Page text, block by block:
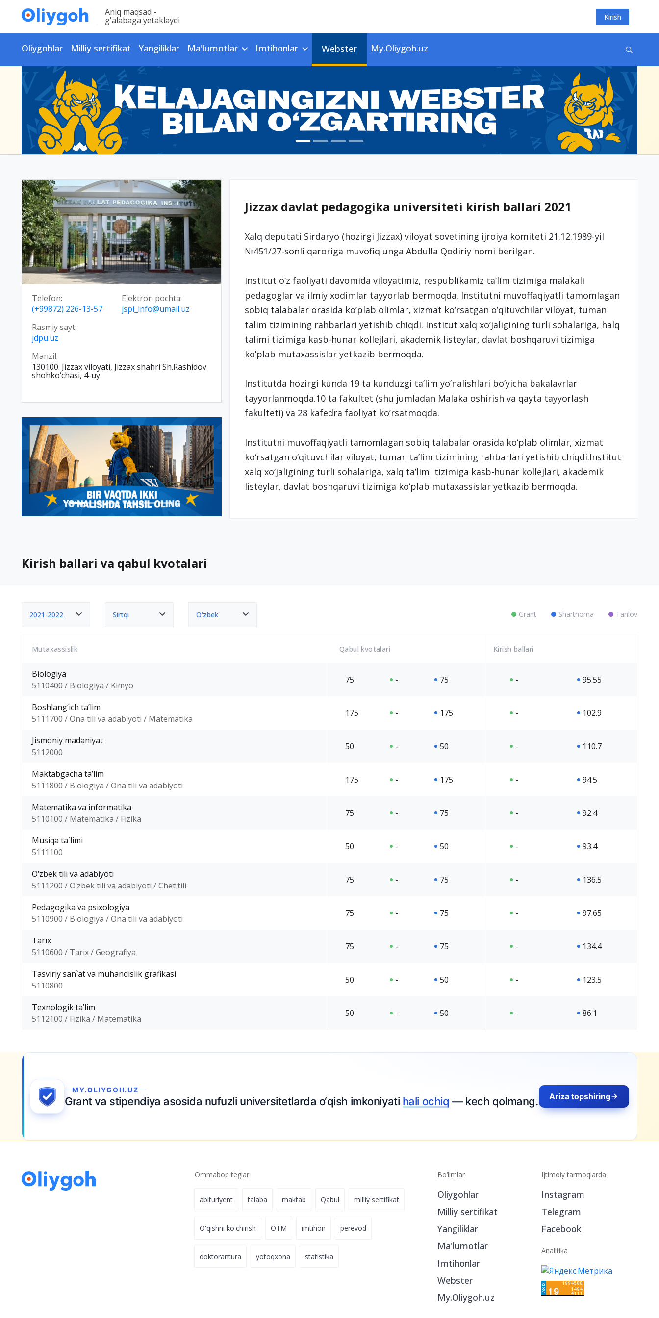
Aniq maqsad -
g'alabaga yetaklaydi Kirish
Oliygohlar Milliy sertifikat Yangiliklar Ma'lumotlar Imtihonlar Webster My.Oliygoh.uz
Telefon:
(+99872) 226-13-57
Elektron pochta:
jspi_info@umail.uz
Rasmiy sayt:
jdpu.uz
Manzil:
130100. Jizzax viloyati, Jizzax shahri Sh.Rashidov
shohko‘chasi, 4-uy
Jizzax davlat pedagogika universiteti kirish ballari 2021
Xalq deputati Sirdaryo (hozirgi Jizzax) viloyat sovetining ijroiya komiteti 21.12.1989-yil
№451/27-sonli qaroriga muvofiq unga Abdulla Qodiriy nomi berilgan.
Institut o’z faoliyati davomida viloyatimiz, respublikamiz ta’lim tizimiga malakali
pedagoglar va ilmiy xodimlar tayyorlab bermoqda. Institutni muvoffaqiyatli tamomlagan
sobiq talabalar orasida ko’plab olimlar, xizmat ko’rsatgan o’qituvchilar viloyat, tuman
talim tizimining rahbarlari yetishib chiqdi. Institut xalq xo’jaligining turli sohalariga, halq
talimi tizimiga kasb-hunar kollejlari, akademik listeylar, davlat boshqaruvi tizimiga
ko’plab mutaxassislar yetkazib bermoqda.
Institutda hozirgi kunda 19 ta kunduzgi ta’lim yo’nalishlari bo’yicha bakalavrlar
tayyorlanmoqda.10 ta fakultet (shu jumladan Malaka oshirish va qayta tayyorlash
fakulteti) va 28 kafedra faoliyat ko’rsatmoqda.
Institutni muvoffaqiyatli tamomlagan sobiq talabalar orasida ko‘plab olimlar, xizmat
ko‘rsatgan o‘qituvchilar viloyat, tuman ta’lim tizimining rahbarlari yetishib chiqdi.Institut
xalq xo‘jaligining turli sohalariga, xalq ta’limi tizimiga kasb-hunar kollejlari, akademik
listeylar, davlat boshqaruvi tizimiga ko‘plab mutaxassislar yetkazib bermoqda.
Kirish ballari va qabul kvotalari
2021-2022 Sirtqi O‘zbek Grant Shartnoma Tanlov
Mutaxassislik Qabul kvotalari Kirish ballari
Biologiya
5110400 / Biologiya / Kimyo
75 - 75 - 95.55
Boshlang‘ich ta’lim
5111700 / Ona tili va adabiyoti / Matematika
175 - 175 - 102.9
Jismoniy madaniyat
5112000
50 - 50 - 110.7
Maktabgacha ta’lim
5111800 / Biologiya / Ona tili va adabiyoti
175 - 175 - 94.5
Matematika va informatika
5110100 / Matematika / Fizika
75 - 75 - 92.4
Musiqa ta`limi
5111100
50 - 50 - 93.4
O‘zbek tili va adabiyoti
5111200 / O‘zbek tili va adabiyoti / Chet tili
75 - 75 - 136.5
Pedagogika va psixologiya
5110900 / Biologiya / Ona tili va adabiyoti
75 - 75 - 97.65
Tarix
5110600 / Tarix / Geografiya
75 - 75 - 134.4
Tasviriy san`at va muhandislik grafikasi
5110800
50 - 50 - 123.5
Texnologik ta’lim
5112100 / Fizika / Matematika
50 - 50 - 86.1
MY.OLIYGOH.UZ
Grant va stipendiya asosida nufuzli universitetlarda o‘qish imkoniyati hali ochiq — kech qolmang. Ariza topshiring
Ommabop teglar
abituriyent talaba maktab Qabul milliy sertifikat
O'qishni ko'chirish OTM imtihon perevod
doktorantura yotoqxona statistika
Bo‘limlar
Oliygohlar
Milliy sertifikat
Yangiliklar
Ma'lumotlar
Imtihonlar
Webster
My.Oliygoh.uz
Ijtimoiy tarmoqlarda
Instagram
Telegram
Facebook
Analitika